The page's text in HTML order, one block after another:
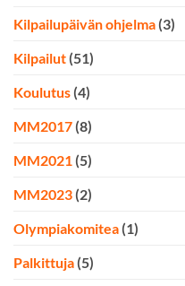
Kilpailupäivän ohjelma (3)
Kilpailut (51)
Koulutus (4)
MM2017 (8)
MM2021 (5)
MM2023 (2)
Olympiakomitea (1)
Palkittuja (5)